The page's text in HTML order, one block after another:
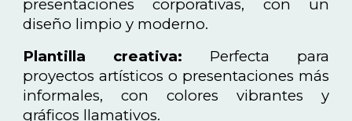
presentaciones corporativas, con un
diseño limpio y moderno.
Plantilla creativa: Perfecta para
proyectos artísticos o presentaciones más
informales, con colores vibrantes y
gráficos llamativos.